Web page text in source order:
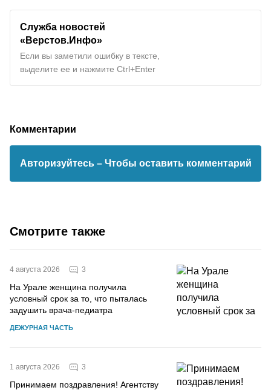
Служба новостей
«Верстов.Инфо»
Если вы заметили ошибку в тексте,
выделите ее и нажмите Ctrl+Enter
Комментарии
Авторизуйтесь – Чтобы оставить комментарий
Смотрите также
4 августа 2026 3
На Урале женщина получила
условный срок за то, что пыталась
задушить врача-педиатра
ДЕЖУРНАЯ ЧАСТЬ
1 августа 2026 3
Принимаем поздравления! Агентству